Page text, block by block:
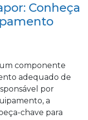
Conheça
componente
adequado de
por
a
chave para